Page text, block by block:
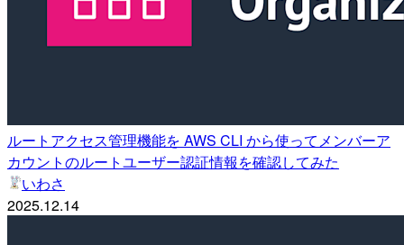
ルートアクセス管理機能を AWS CLI から使ってメンバーア
カウントのルートユーザー認証情報を確認してみた
いわさ
2025.12.14